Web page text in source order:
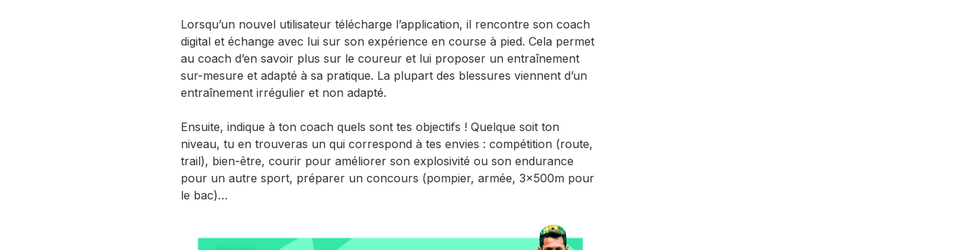
Lorsqu’un nouvel utilisateur télécharge l’application, il rencontre son coach
digital et échange avec lui sur son expérience en course à pied. Cela permet
au coach d’en savoir plus sur le coureur et lui proposer un entraînement
sur-mesure et adapté à sa pratique. La plupart des blessures viennent d’un
entraînement irrégulier et non adapté.
Ensuite, indique à ton coach quels sont tes objectifs ! Quelque soit ton
niveau, tu en trouveras un qui correspond à tes envies : compétition (route,
trail), bien-être, courir pour améliorer son explosivité ou son endurance
pour un autre sport, préparer un concours (pompier, armée, 3x500m pour
le bac)…